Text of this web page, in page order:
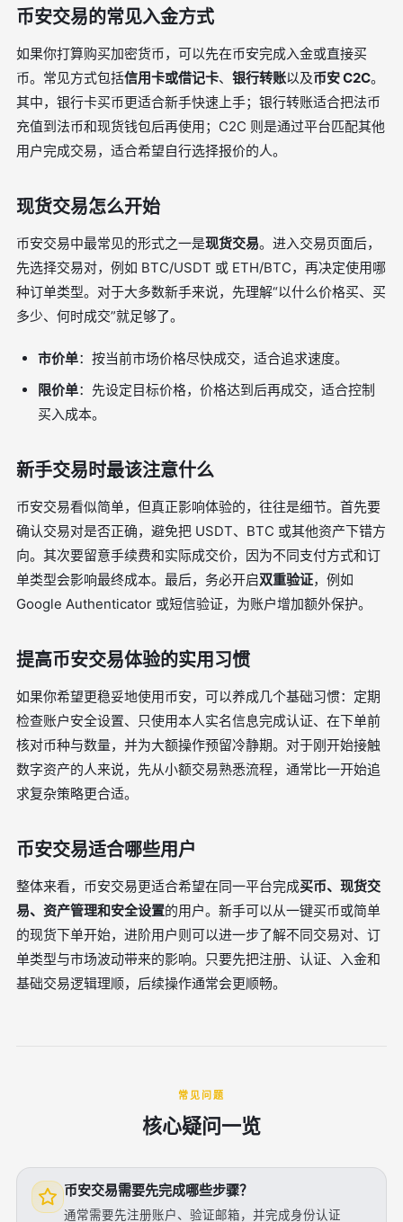
币安交易的常见入金方式
如果你打算购买加密货币，可以先在币安完成入金或直接买
币。常见方式包括信用卡或借记卡、 银行转账以及币安 C2C。
其中，银行卡买币更适合新手快速上手；银行转账适合把法币
充值到法币和现货钱包后再使用；C2C 则是通过平台匹配其他
用户完成交易，适合希望自行选择报价的人。
现货交易怎么开始
币安交易中最常见的形式之一是现货交易。进入交易页面后，
先选择交易对，例如 BTC/USDT 或 ETH/BTC，再决定使用哪
种订单类型。对于大多数新手来说，先理解“以什么价格买、买
多少、何时成交”就足够了。
市价单：按当前市场价格尽快成交，适合追求速度。
限价单：先设定目标价格，价格达到后再成交，适合控制
买入成本。
新手交易时最该注意什么
币安交易看似简单，但真正影响体验的，往往是细节。首先要
确认交易对是否正确，避免把 USDT、BTC 或其他资产下错方
向。其次要留意手续费和实际成交价，因为不同支付方式和订
单类型会影响最终成本。最后，务必开启双重验证，例如
Google Authenticator 或短信验证，为账户增加额外保护。
提高币安交易体验的实用习惯
如果你希望更稳妥地使用币安，可以养成几个基础习惯：定期
检查账户安全设置、只使用本人实名信息完成认证、在下单前
核对币种与数量，并为大额操作预留冷静期。对于刚开始接触
数字资产的人来说，先从小额交易熟悉流程，通常比一开始追
求复杂策略更合适。
币安交易适合哪些用户
整体来看，币安交易更适合希望在同一平台完成买币、现货交
易、资产管理和安全设置的用户。新手可以从一键买币或简单
的现货下单开始，进阶用户则可以进一步了解不同交易对、订
单类型与市场波动带来的影响。只要先把注册、认证、入金和
基础交易逻辑理顺，后续操作通常会更顺畅。
常见问题
核心疑问一览
币安交易需要先完成哪些步骤？
通常需要先注册账户、验证邮箱，并完成身份认证